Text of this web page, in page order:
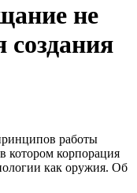
не
работы
котором корпорация
как оружия. Об